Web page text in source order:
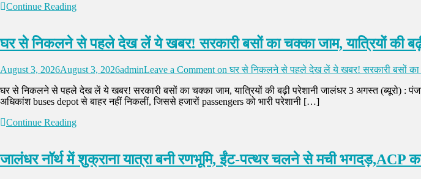
Continue Reading
घर से निकलने से पहले देख लें ये खबर! सरकारी बसों का चक्का जाम, यात्रियों की
August 3, 2026August 3, 2026adminLeave a Comment on घर से निकलने से पहले देख लें ये खबर! सरकारी बसों का
घर से निकलने से पहले देख लें ये खबर! सरकारी बसों का चक्का जाम, यात्रियों की बढ़ी परेशानी जालंधर 3 अगस्त (ब्यूरो) :
अधिकांश buses depot से बाहर नहीं निकलीं, जिससे हजारों passengers को भारी परेशानी […]
Continue Reading
जालंधर नॉर्थ में शुक्राना यात्रा बनी रणभूमि, ईंट-पत्थर चलने से मची भगदड़,ACP